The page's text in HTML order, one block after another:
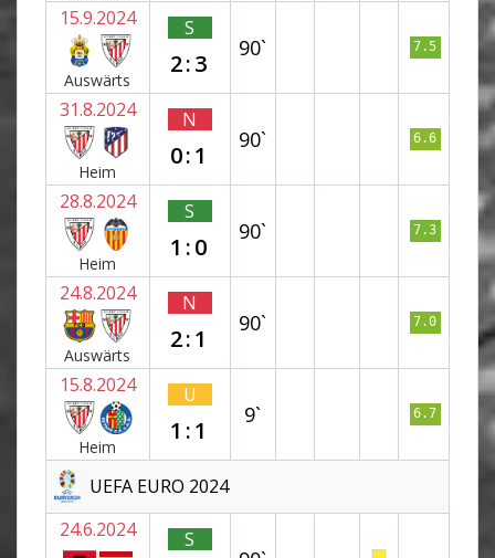
15.9.2024
Auswärts
S
2:3
90` 7.5
31.8.2024
Heim
N
0:1
90` 6.6
28.8.2024
Heim
S
1:0
90` 7.3
24.8.2024
Auswärts
N
2:1
90` 7.0
15.8.2024
Heim
U
1:1
9` 6.7
UEFA EURO 2024
24.6.2024
S